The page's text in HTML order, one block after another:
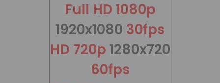
Full HD 1080p
1920x1080 30fps
HD 720p 1280x720
60fps